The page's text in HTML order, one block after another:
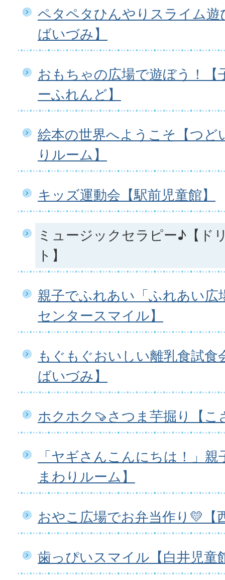
ペタペタひんやりスライム
ばいづみ】
おもちゃの広場で遊ぼう！【
ーふれんど】
絵本の世界へようこそ【つど
りルーム】
キッズ運動会【駅前児童館】
ミュージックセラピー♪【ド
ト】
親子でふれあい「ふれあい広
センタースマイル】
もぐもぐおいしい離乳食試食
ばいづみ】
ホクホク🍠さつま芋掘り【こ
「ヤギさんこんにちは！」
まわりルーム】
おやこ広場でお弁当作り💛【
歯っぴいスマイル【白井児童